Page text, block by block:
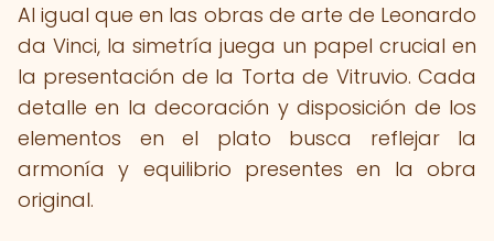
Al igual que en las obras de arte de Leonardo
da Vinci, la simetría juega un papel crucial en
la presentación de la Torta de Vitruvio. Cada
detalle en la decoración y disposición de los
elementos en el plato busca reflejar la
armonía y equilibrio presentes en la obra
original.